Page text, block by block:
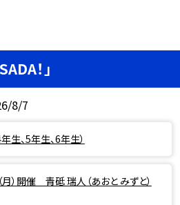
！」
8/7
生、5年生、6年生）
月）開催 青砥 瑞人（あおと みずと）